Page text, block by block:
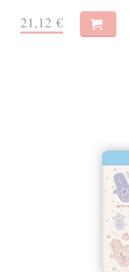
21,12 €